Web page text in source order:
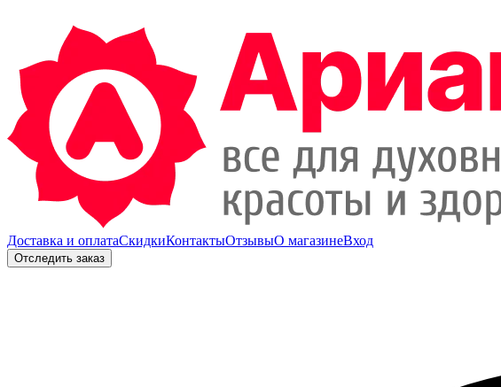
Доставка и оплатаСкидкиКонтактыОтзывыО магазинеВход
Отследить заказ